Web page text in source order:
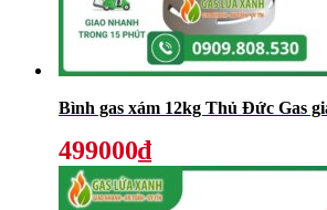
Bình gas xám 12kg Thủ Đức Gas
499000₫